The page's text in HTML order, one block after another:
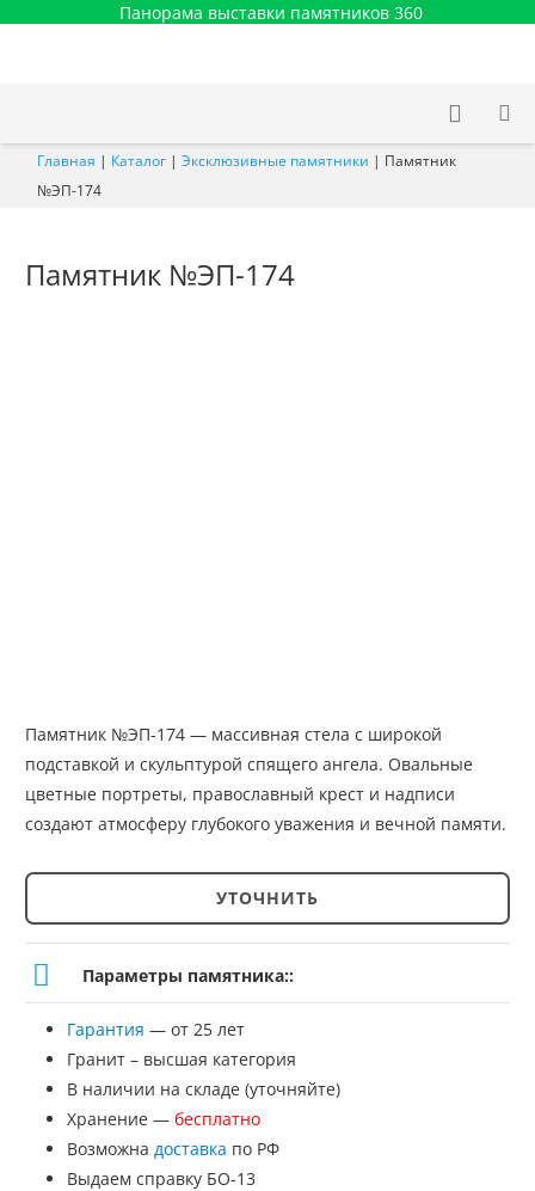
Панорама выставки памятников 360
Главная | Каталог | Эксклюзивные памятники | Памятник
№ЭП-174
Памятник №ЭП-174
Памятник №ЭП-174 — массивная стела с широкой
подставкой и скульптурой спящего ангела. Овальные
цветные портреты, православный крест и надписи
создают атмосферу глубокого уважения и вечной памяти.
Количество
товара
Памятник
№ЭП-174
УТОЧНИТЬ
Параметры памятника::
Гарантия — от 25 лет
Гранит – высшая категория
В наличии на складе (уточняйте)
Хранение — бесплатно
Возможна доставка по РФ
Выдаем справку БО-13